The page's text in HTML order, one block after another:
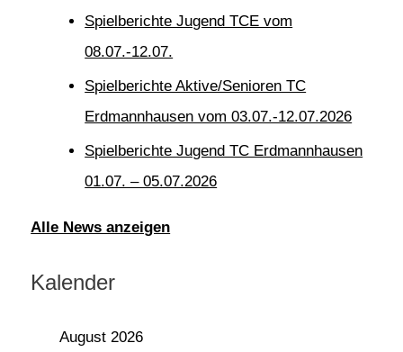
Spielberichte Jugend TCE vom
08.07.-12.07.
Spielberichte Aktive/Senioren TC
Erdmannhausen vom 03.07.-12.07.2026
Spielberichte Jugend TC Erdmannhausen
01.07. – 05.07.2026
Alle News anzeigen
Kalender
August 2026